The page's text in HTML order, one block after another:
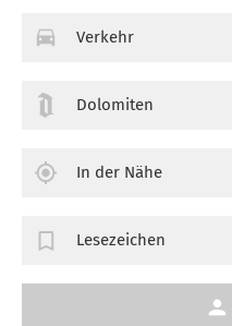
Verkehr
Dolomiten
In der Nähe
Lesezeichen